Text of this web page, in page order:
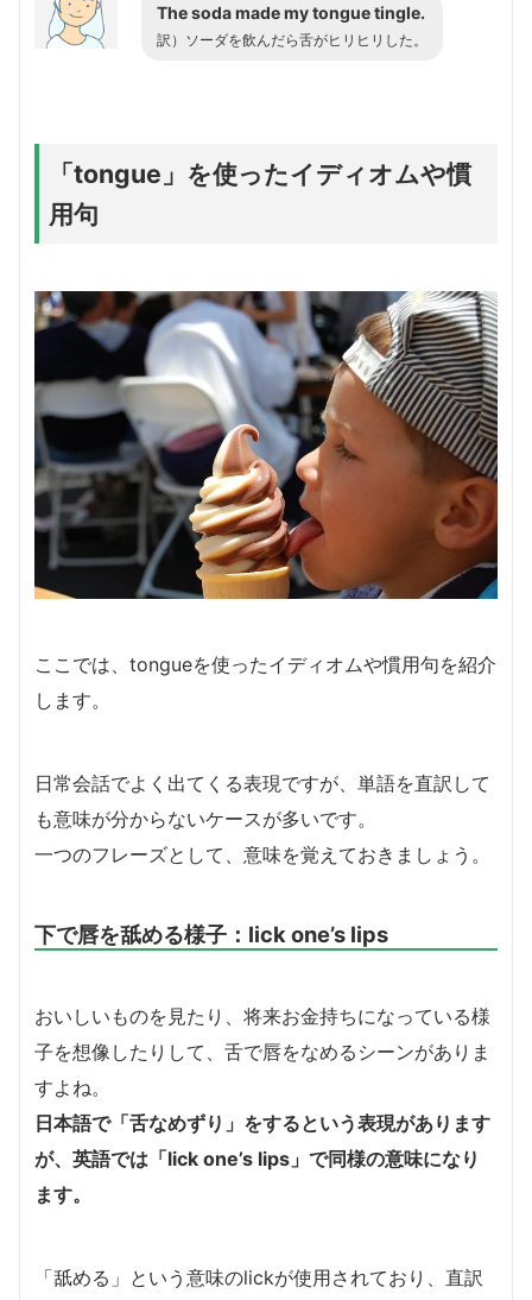
The soda made my tongue tingle.
訳）ソーダを飲んだら舌がヒリヒリした。
「tongue」を使ったイディオムや慣
用句
ここでは、tongueを使ったイディオムや慣用句を紹介
します。
日常会話でよく出てくる表現ですが、単語を直訳して
も意味が分からないケースが多いです。
一つのフレーズとして、意味を覚えておきましょう。
下で唇を舐める様子：lick one’s lips
おいしいものを見たり、将来お金持ちになっている様
子を想像したりして、舌で唇をなめるシーンがありま
すよね。
日本語で「舌なめずり」をするという表現があります
が、英語では「lick one’s lips」で同様の意味になり
ます。
「舐める」という意味のlickが使用されており、直訳